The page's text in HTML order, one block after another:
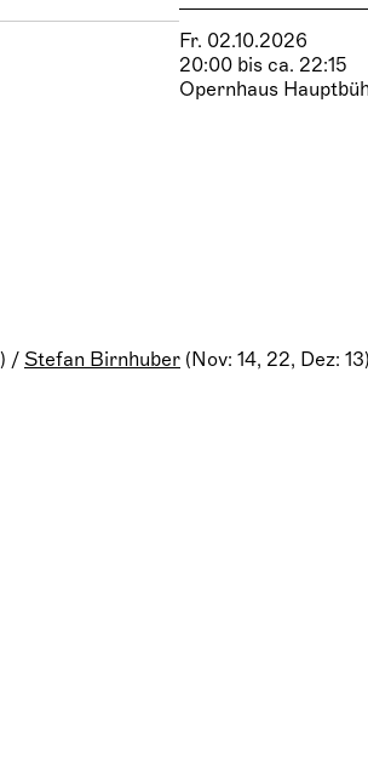
Fr. 02.10.2026
20:00 bis ca. 22:15
Opernhaus
/ Stefan Birnhuber (Nov: 14, 22, Dez: 13)